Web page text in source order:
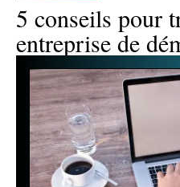
5 conseils pour
entreprise de